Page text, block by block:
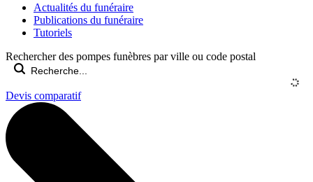
Actualités du funéraire
Publications du funéraire
Tutoriels
Rechercher des pompes funèbres par ville ou code postal
Devis comparatif